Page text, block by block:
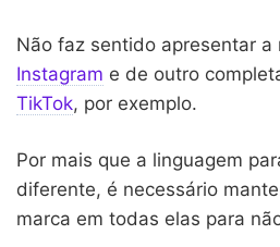
Não faz sentido apresentar
Instagram e de outro
TikTok, por exemplo.
Por mais que a linguagem
diferente, é necessário
marca em todas elas para